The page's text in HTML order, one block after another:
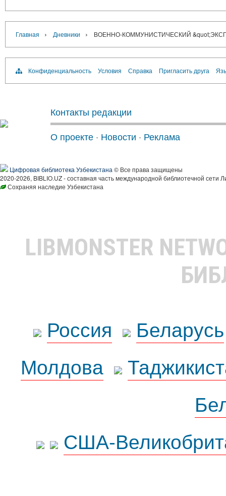
Главная › Дневники › ВОЕННО-КОММУНИСТИЧЕСКИЙ
Конфиденциальность Условия Справка Пригласить друга
Контакты редакции
О проекте · Новости · Реклама
Цифровая библиотека Узбекистана © Все права защищены
2020-2026, BIBLIO.UZ - составная часть международной библиотечной сети
Сохраняя наследие Узбекистана
LIBMONSTER
Россия
Беларусь
Молдова
США-